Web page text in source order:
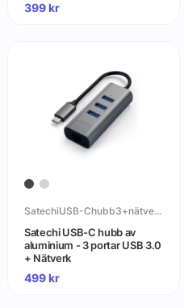
399kr
SatechiUSB-Chubb3+nätverk
Satechi USB-C hubb av
aluminium - 3 portar USB 3.0
+ Nätverk
499kr